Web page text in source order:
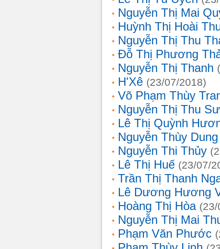
Nguyễn Thị Mai
Huỳnh Thị Hoài
Nguyễn Thị Thu
Đỗ Thị Phương
Nguyễn Thị Thanh
H'Xê (23/07/2018)
Võ Phạm Thùy
Nguyễn Thị Thu
Lê Thị Quỳnh
Nguyễn Thùy Dung
Nguyễn Thi Thủy
Lê Thị Huế (23/07/
Trần Thị Thanh
Lê Dương Hương
Hoàng Thị Hòa
Nguyễn Thị Mai
Phạm Văn Phước